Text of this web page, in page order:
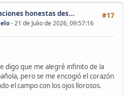
#17
honestas des...
- 21 de Julio de 2026, 09:57:16
digo que me alegré infinito de la
pero se me encogió el corazón
el campo con los ojos llorosos.